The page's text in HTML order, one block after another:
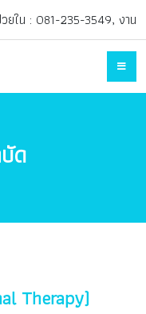
ยใน : 081-235-3549, งาน
าราชการ, ช่องทางบริจาค
สตร์ฟื้นฟู สภากาชาดไทย
ด
Therapy)